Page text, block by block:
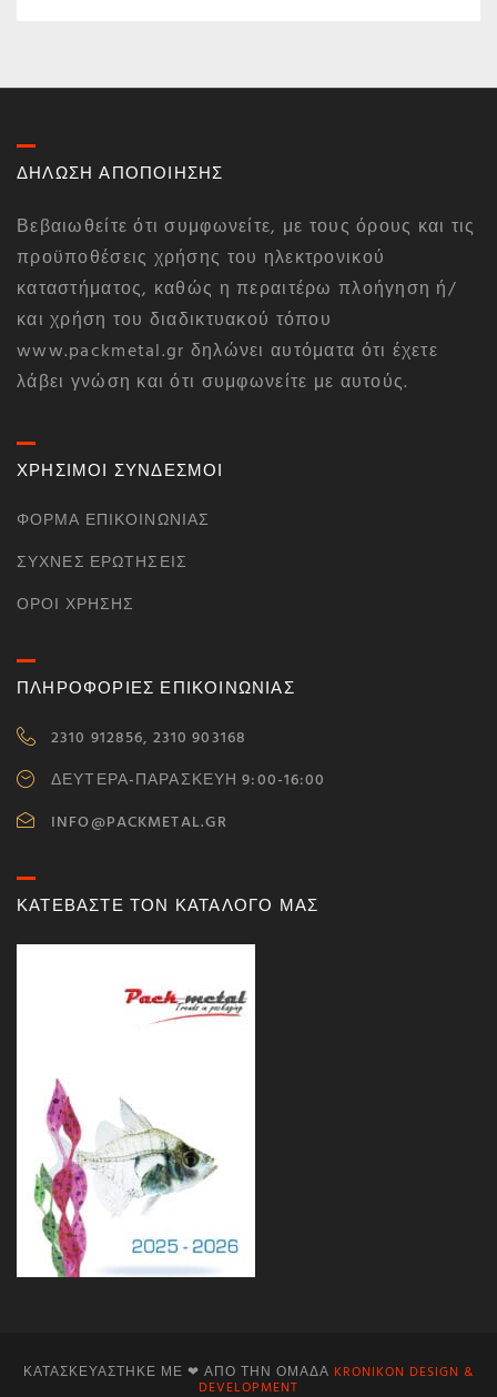
ΔΗΛΩΣΗ ΑΠΟΠΟΙΗΣΗΣ
Βεβαιωθείτε ότι συμφωνείτε, με τους όρους και τις
προϋποθέσεις χρήσης του ηλεκτρονικού
καταστήματος, καθώς η περαιτέρω πλοήγηση ή/
και χρήση του διαδικτυακού τόπου
www.packmetal.gr δηλώνει αυτόματα ότι έχετε
λάβει γνώση και ότι συμφωνείτε με αυτούς.
ΧΡΗΣΙΜΟΙ ΣΥΝΔΕΣΜΟΙ
ΦΌΡΜΑ ΕΠΙΚΟΙΝΩΝΊΑΣ
ΣΥΧΝΈΣ ΕΡΩΤΉΣΕΙΣ
ΌΡΟΙ ΧΡΉΣΗΣ
ΠΛΗΡΟΦΟΡΙΕΣ ΕΠΙΚΟΙΝΩΝΙΑΣ
2310 912856, 2310 903168
ΔΕΥΤΕΡΑ-ΠΑΡΑΣΚΕΥΗ 9:00-16:00
INFO@PACKMETAL.GR
ΚΑΤΕΒΑΣΤΕ ΤΟΝ ΚΑΤΑΛΟΓΟ ΜΑΣ
ΚΑΤΑΣΚΕΥΆΣΤΗΚΕ ΜΕ ❤ ΑΠΌ ΤΗΝ ΟΜΆΔΑ KRONIKON DESIGN &
DEVELOPMENT